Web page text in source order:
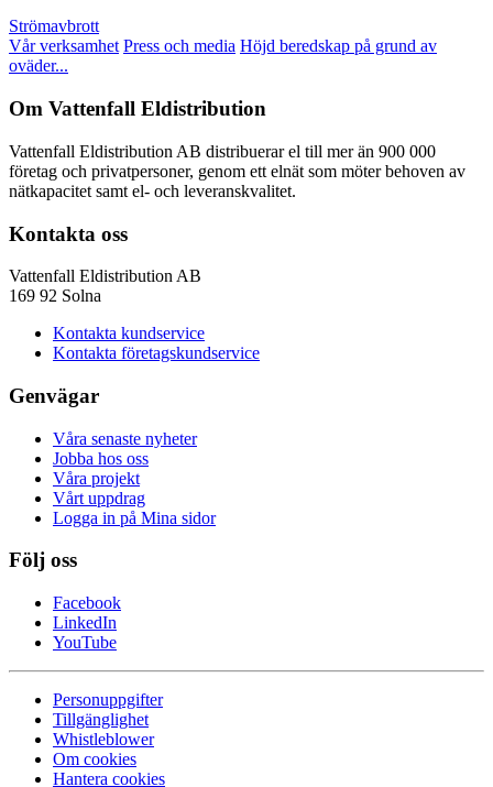
Strömavbrott
Vår verksamhet Press och media Höjd beredskap på grund av
oväder...
Om Vattenfall Eldistribution
Vattenfall Eldistribution AB distribuerar el till mer än 900 000
företag och privatpersoner, genom ett elnät som möter behoven av
nätkapacitet samt el- och leveranskvalitet.
Kontakta oss
Vattenfall Eldistribution AB
169 92 Solna
Kontakta kundservice
Kontakta företagskundservice
Genvägar
Våra senaste nyheter
Jobba hos oss
Våra projekt
Vårt uppdrag
Logga in på Mina sidor
Följ oss
Facebook
LinkedIn
YouTube
Personuppgifter
Tillgänglighet
Whistleblower
Om cookies
Hantera cookies